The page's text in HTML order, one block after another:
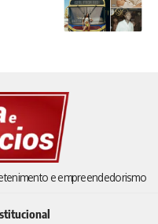
e empreendedorismo